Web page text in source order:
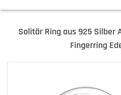
Solitär Ring aus 925
Fingerring